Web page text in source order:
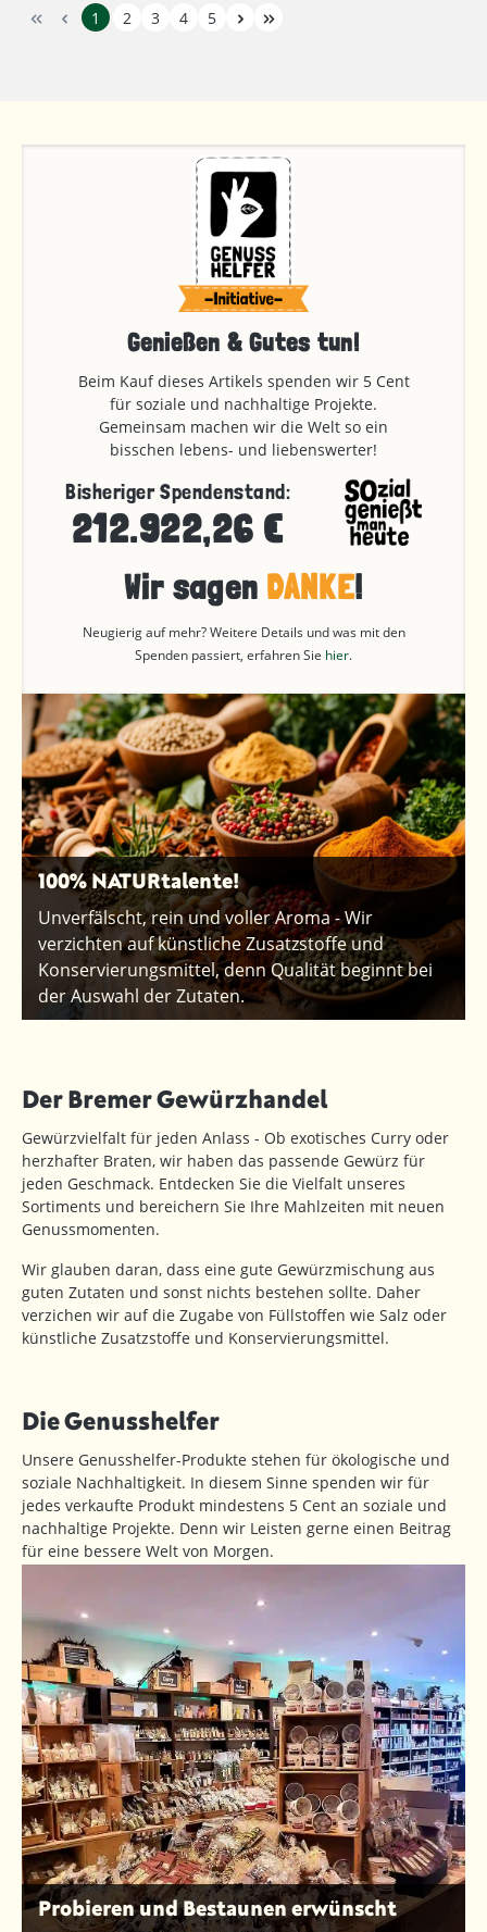
1 2 3 4 5
Genießen & Gutes tun!
Beim Kauf dieses Artikels spenden wir 5 Cent
für soziale und nachhaltige Projekte.
Gemeinsam machen wir die Welt so ein
bisschen lebens- und liebenswerter!
Bisheriger Spendenstand:
212.922,26 €
Wir sagen DANKE!
Neugierig auf mehr? Weitere Details und was mit den
Spenden passiert, erfahren Sie hier.
100% NATURtalente!
Unverfälscht, rein und voller Aroma - Wir
verzichten auf künstliche Zusatzstoffe und
Konservierungsmittel, denn Qualität beginnt bei
der Auswahl der Zutaten.
Der Bremer Gewürzhandel
Gewürzvielfalt für jeden Anlass - Ob exotisches Curry oder
herzhafter Braten, wir haben das passende Gewürz für
jeden Geschmack. Entdecken Sie die Vielfalt unseres
Sortiments und bereichern Sie Ihre Mahlzeiten mit neuen
Genussmomenten.
Wir glauben daran, dass eine gute Gewürzmischung aus
guten Zutaten und sonst nichts bestehen sollte. Daher
verzichen wir auf die Zugabe von Füllstoffen wie Salz oder
künstliche Zusatzstoffe und Konservierungsmittel.
Die Genusshelfer
Unsere Genusshelfer-Produkte stehen für ökologische und
soziale Nachhaltigkeit. In diesem Sinne spenden wir für
jedes verkaufte Produkt mindestens 5 Cent an soziale und
nachhaltige Projekte. Denn wir Leisten gerne einen Beitrag
für eine bessere Welt von Morgen.
Probieren und Bestaunen erwünscht